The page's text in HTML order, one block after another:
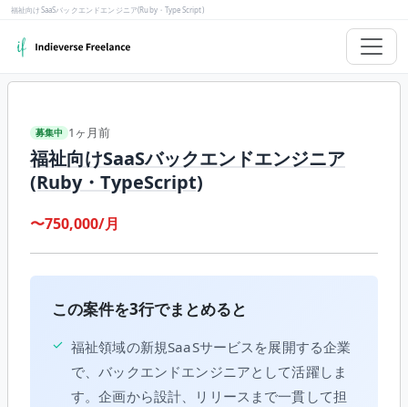
福祉向けSaaSバックエンドエンジニア(Ruby・TypeScript)
募集中 1ヶ月前
福祉向けSaaSバックエンドエンジニア
(Ruby・TypeScript)
〜750,000/月
この案件を3行でまとめると
✓ 福祉領域の新規SaaSサービスを展開する企業
で、バックエンドエンジニアとして活躍しま
す。企画から設計、リリースまで一貫して担